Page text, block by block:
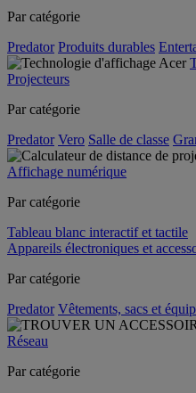
Par catégorie
Predator Produits durables
Projecteurs
Par catégorie
Predator Vero Salle de classe
Affichage numérique
Par catégorie
Tableau blanc interactif et tactile
Appareils électroniques et
Par catégorie
Predator Vêtements, sacs et
Réseau
Par catégorie